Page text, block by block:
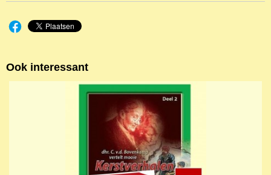
Ook interessant